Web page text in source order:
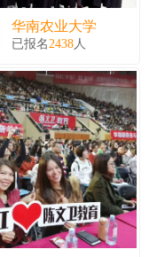
华南农业大学
已报名2438人